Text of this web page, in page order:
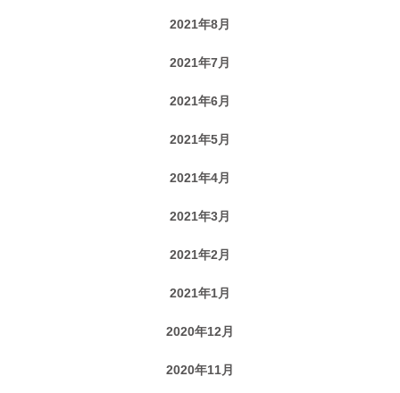
2021年8月
2021年7月
2021年6月
2021年5月
2021年4月
2021年3月
2021年2月
2021年1月
2020年12月
2020年11月